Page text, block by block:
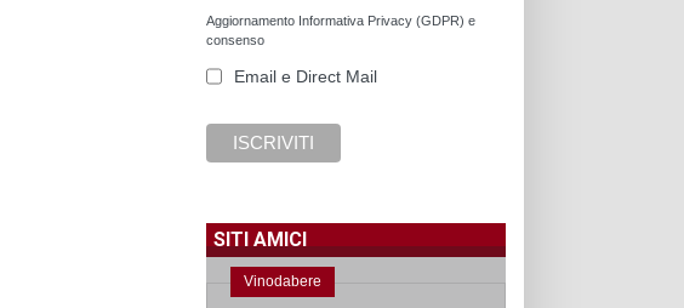
Aggiornamento Informativa Privacy (GDPR) e
consenso
Email e Direct Mail
SITI AMICI
Vinodabere